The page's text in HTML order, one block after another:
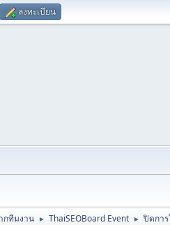
ลงทะเบียน
กทีมงาน ► ThaiSEOBoard Event ► ปิดกา